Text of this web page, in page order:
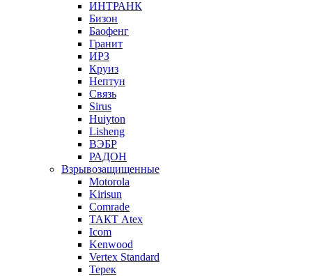
ИНТРАНК
Бизон
Баофенг
Гранит
ИРЗ
Круиз
Нептун
Связь
Sirus
Huiyton
Lisheng
ВЭБР
РАДОН
Взрывозащищенные
Motorola
Kirisun
Comrade
ТАКТ Atex
Icom
Kenwood
Vertex Standard
Терек